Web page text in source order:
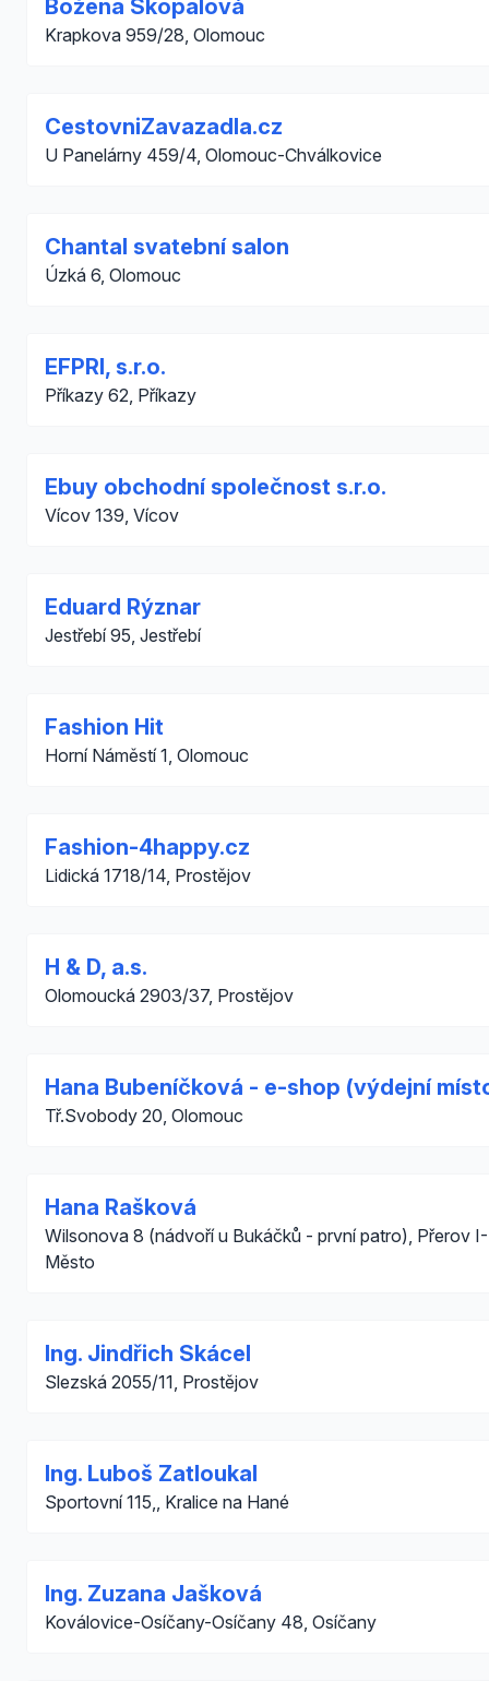
Božena Skopalová
Krapkova 959/28, Olomouc
CestovniZavazadla.cz
U Panelárny 459/4, Olomouc-Chválkovice
Chantal svatební salon
Úzká 6, Olomouc
EFPRI, s.r.o.
Příkazy 62, Příkazy
Ebuy obchodní společnost s.r.o.
Vícov 139, Vícov
Eduard Rýznar
Jestřebí 95, Jestřebí
Fashion Hit
Horní Náměstí 1, Olomouc
Fashion-4happy.cz
Lidická 1718/14, Prostějov
H & D, a.s.
Olomoucká 2903/37, Prostějov
Hana Bubeníčková - e-shop (výdejní
Tř.Svobody 20, Olomouc
Hana Rašková
Wilsonova 8 (nádvoří u Bukáčků - první patro), Přerov I-
Město
Ing. Jindřich Skácel
Slezská 2055/11, Prostějov
Ing. Luboš Zatloukal
Sportovní 115,, Kralice na Hané
Ing. Zuzana Jašková
Koválovice-Osíčany-Osíčany 48, Osíčany